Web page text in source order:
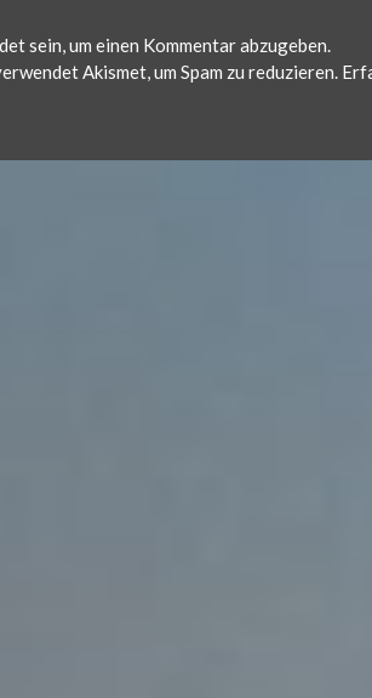
sein, um einen Kommentar abzugeben.
Akismet, um Spam zu reduzieren.